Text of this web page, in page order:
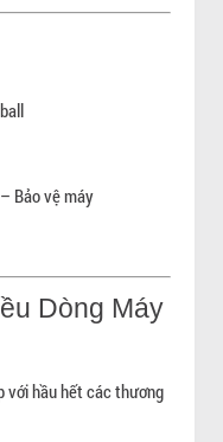
Bảo vệ máy
Dòng Máy
với hầu hết các thương